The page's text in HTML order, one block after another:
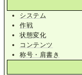
システム
作戦
状態変化
コンテンツ
称号・肩書き